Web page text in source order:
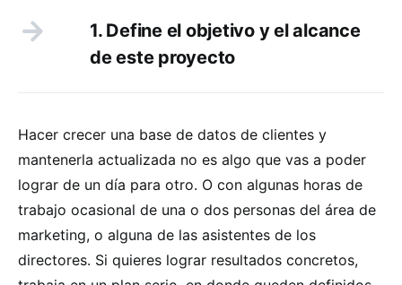
1. Define el objetivo y el alcance
de este proyecto
Hacer crecer una base de datos de clientes y
mantenerla actualizada no es algo que vas a poder
lograr de un día para otro. O con algunas horas de
trabajo ocasional de una o dos personas del área de
marketing, o alguna de las asistentes de los
directores. Si quieres lograr resultados concretos,